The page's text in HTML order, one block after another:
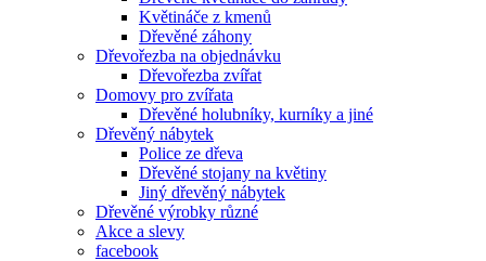
Květináče z kmenů
Dřevěné záhony
Dřevořezba na objednávku
Dřevořezba zvířat
Domovy pro zvířata
Dřevěné holubníky, kurníky a jiné
Dřevěný nábytek
Police ze dřeva
Dřevěné stojany na květiny
Jiný dřevěný nábytek
Dřevěné výrobky různé
Akce a slevy
facebook